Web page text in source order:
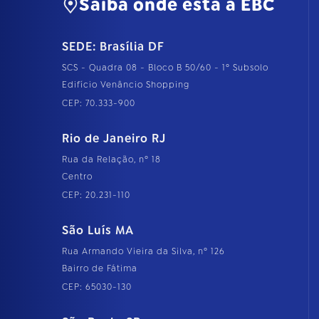
Saiba onde está a EBC
SEDE: Brasília DF
SCS - Quadra 08 - Bloco B 50/60 - 1º Subsolo
Edifício Venâncio Shopping
CEP: 70.333-900
Rio de Janeiro RJ
Rua da Relação, nº 18
Centro
CEP: 20.231-110
São Luís MA
Rua Armando Vieira da Silva, nº 126
Bairro de Fátima
CEP: 65030-130